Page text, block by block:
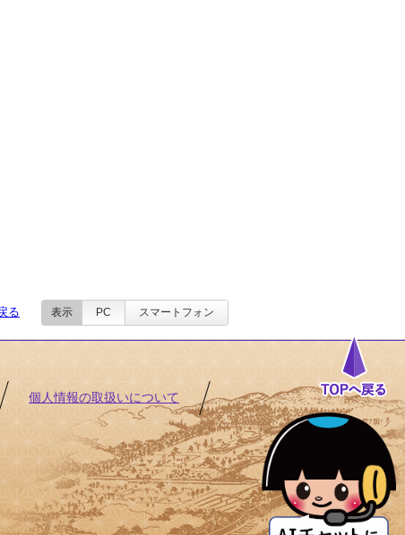
る 表示 PC スマートフォン
個人情報の取扱いについて